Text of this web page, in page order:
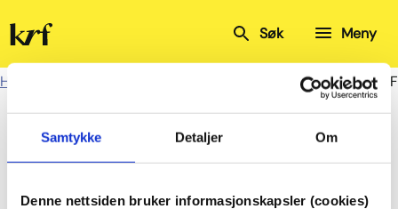
Samtykke Detaljer Om
Denne nettsiden bruker informasjonskapsler (cookies)
Kristelig
Folkeparti Meny
Søk
Hjem Fylkesstyremøte Østfold KrF
Fylkesstyremøte Østfold
KrF